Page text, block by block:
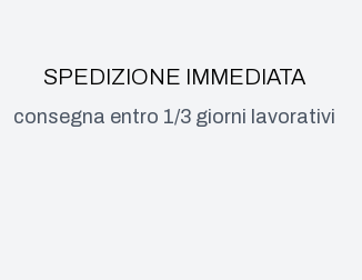
SPEDIZIONE IMMEDIATA
consegna entro 1/3 giorni lavorativi